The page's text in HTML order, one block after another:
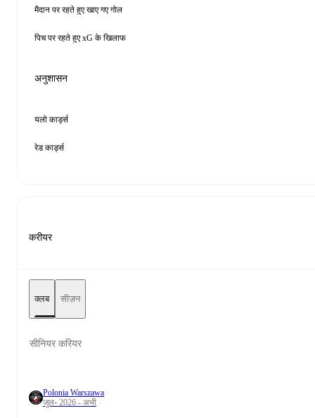
मैदान पर रहते हुए खाए गए गोल
पिच पर रहते हुए xG के खिलाफ
अनुशासन
यलो कार्ड्स
रेड कार्ड्स
करीयर
क्लब सीज़न
सीनियर करियर
Polonia Warszawa
जुल॰ 2026 - अभी